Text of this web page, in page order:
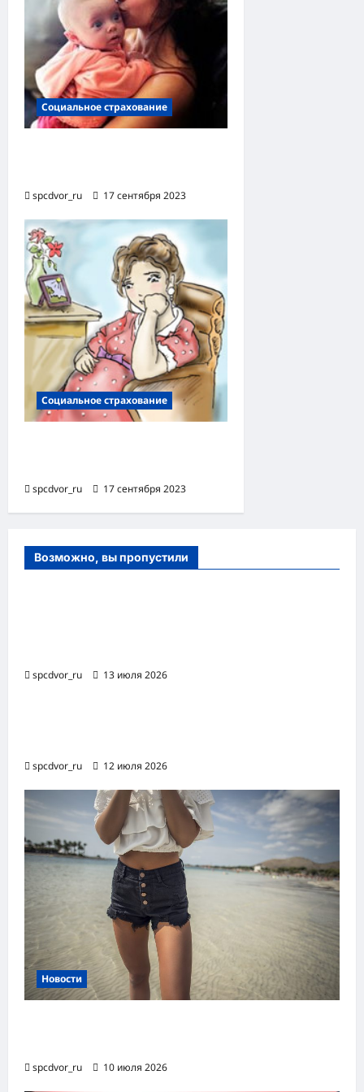
Социальное страхование
spcdvor_ru 17 сентября 2023
Социальное страхование
spcdvor_ru 17 сентября 2023
Возможно, вы пропустили
spcdvor_ru 13 июля 2026
spcdvor_ru 12 июля 2026
Новости
spcdvor_ru 10 июля 2026